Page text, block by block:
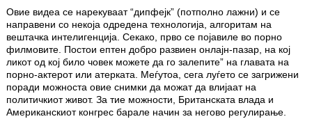
Овие видеа се нарекуваат “дипфејк” (потполно лажни) и се
направени со некоја одредена технологија, алгоритам на
вештачка интелигенција. Секако, прво се појавиле во порно
филмовите. Постои ептен добро развиен онлајн-пазар, на кој
ликот од кој било човек можете да го залепите” на главата на
порно-актерот или атерката. Меѓутоа, сега луѓето се загри­жени
поради можноста овие снимки да можат да влијаат на
политичкиот живот. За тие можности, Британската влада и
Американскиот конгрес барале начин за негово регулирање.